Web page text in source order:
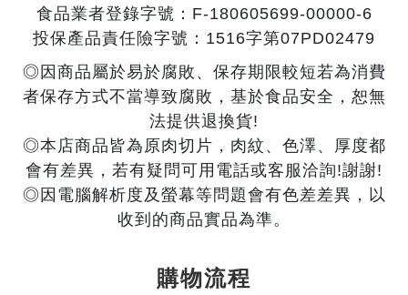
食品業者登錄字號：F-180605699-00000-6
投保產品責任險字號：1516字第07PD02479
◎因商品屬於易於腐敗、保存期限較短若為消費
者保存方式不當導致腐敗，基於食品安全，恕無
法提供退換貨!
◎本店商品皆為原肉切片，肉紋、色澤、厚度都
會有差異，若有疑問可用電話或客服洽詢!謝謝!
◎因電腦解析度及螢幕等問題會有色差差異，以
收到的商品實品為準。
購物流程